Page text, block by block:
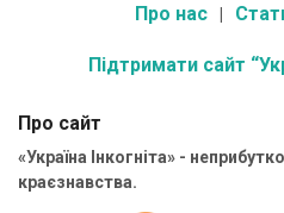
Про нас
Підтримати сайт
Про сайт
«Україна Інкогніта» -
краєзнавства.